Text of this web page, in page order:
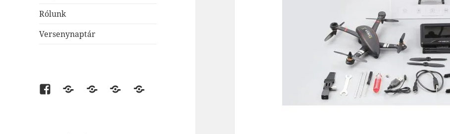
Rólunk
Versenynaptár
Facebookshop.modell.hu
AirsoftOne.hu
JátékNet.huJátékBolt.hu